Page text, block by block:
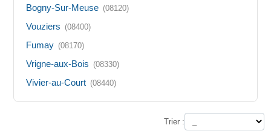
Bogny-Sur-Meuse (08120)
Vouziers (08400)
Fumay (08170)
Vrigne-aux-Bois (08330)
Vivier-au-Court (08440)
Trier :